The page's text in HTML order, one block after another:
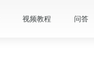
视频教程 问答